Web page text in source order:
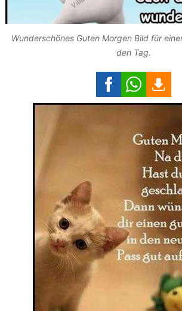
Wunderschönes Guten Morgen Bild für
den Tag.